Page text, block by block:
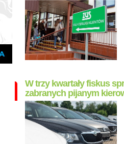
W trzy kwartały fiskus
zabranych pijanym